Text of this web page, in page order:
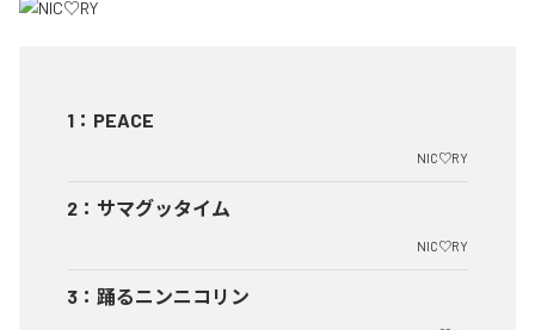
1 ： PEACE
NIC♡RY
2 ： サマグッタイム
NIC♡RY
3 ： 踊るニンニコリン